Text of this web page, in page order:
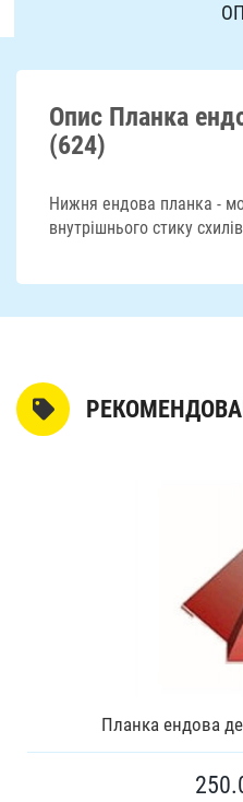
Опис Планка
(624)
Нижня ендова планка -
внутрішнього стику
Планка ендова